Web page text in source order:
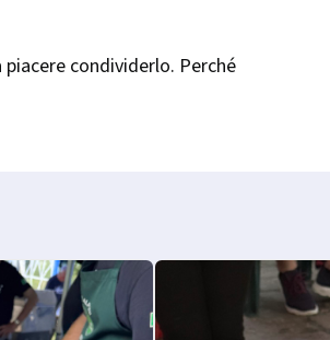
condividerlo. Perché